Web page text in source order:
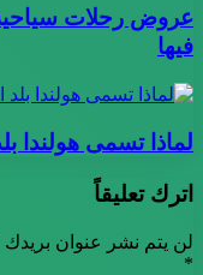
فيها
لماذا تسمى هولندا
اترك تعليقاً
لن يتم نشر عنوان بريدك
*